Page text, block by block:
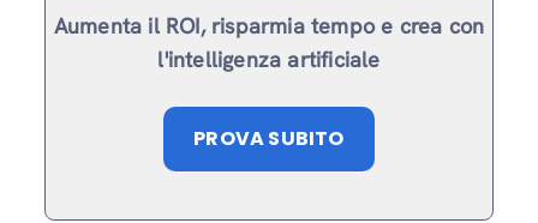
Aumenta il ROI, risparmia tempo e crea con
l'intelligenza artificiale
PROVA SUBITO